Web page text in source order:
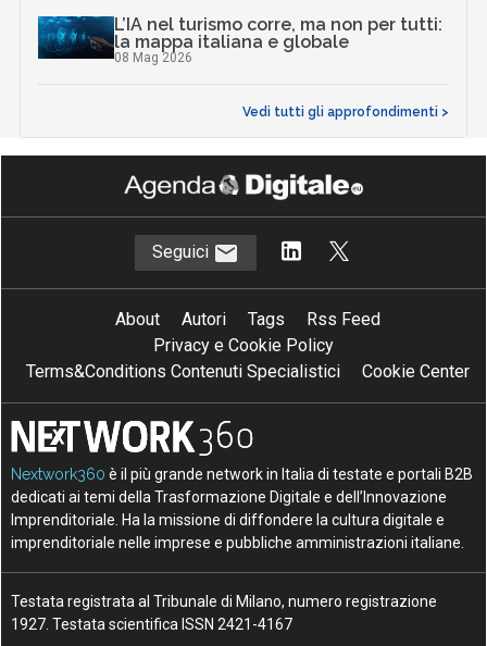
L’IA nel turismo corre, ma non per tutti:
la mappa italiana e globale
08 Mag 2026
Vedi tutti gli approfondimenti >
Seguici
About Autori Tags
Rss Feed
Privacy e Cookie Policy
Terms&Conditions Contenuti Specialistici
Cookie Center
Nextwork360 è il più grande network in Italia di testate e portali B2B
dedicati ai temi della Trasformazione Digitale e dell’Innovazione
Imprenditoriale. Ha la missione di diffondere la cultura digitale e
imprenditoriale nelle imprese e pubbliche amministrazioni italiane.
Testata registrata al Tribunale di Milano, numero registrazione
1927. Testata scientifica ISSN 2421-4167